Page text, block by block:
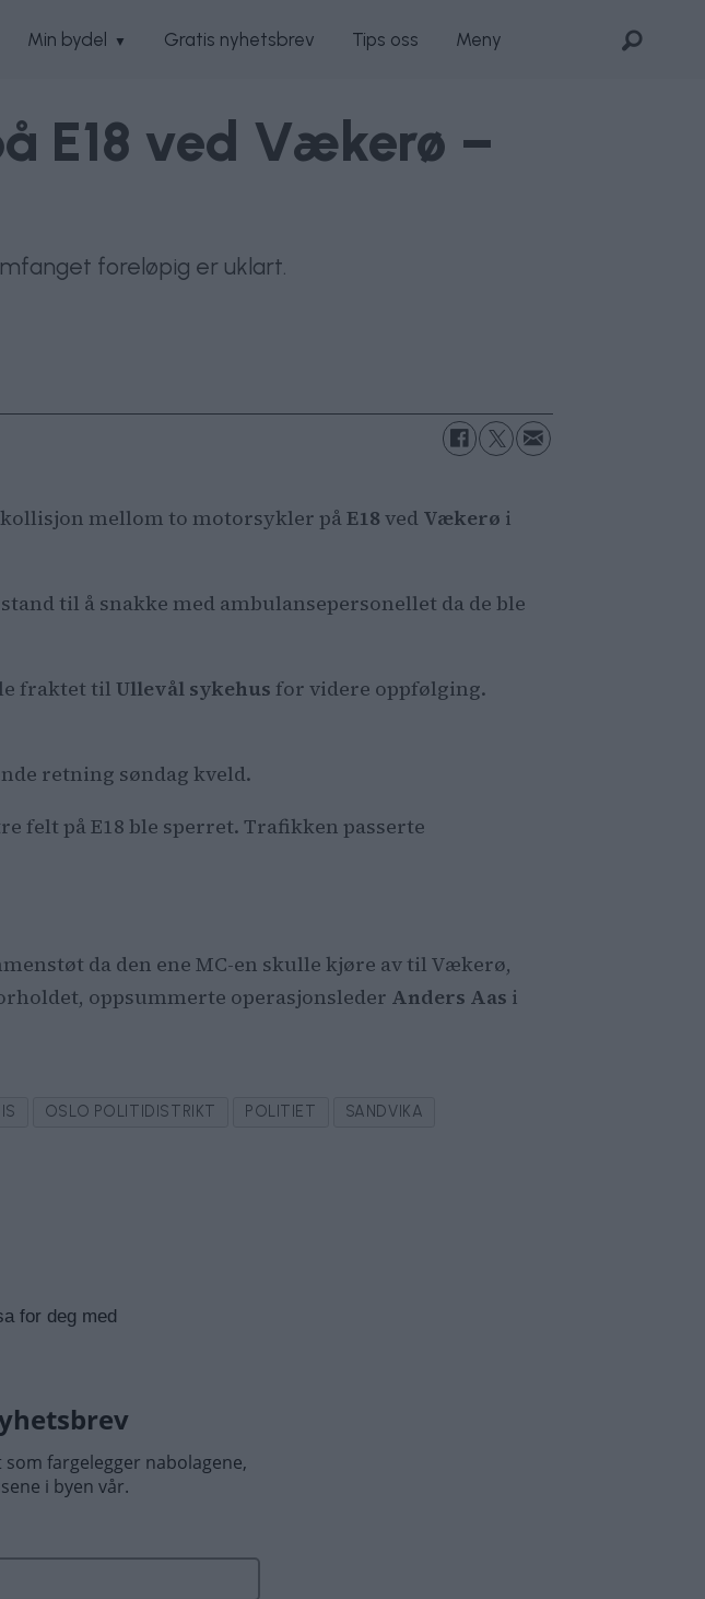
Min bydel Gratis nyhetsbrev Tips oss Meny
E18 ved Vækerø –
foreløpig er uklart.
mellom to motorsykler påE18 ved Vækerø i
til å snakke med ambulansepersonellet da de ble
fraktet til Ullevål sykehus for videre oppfølging.
retning søndag kveld.
felt på E18 ble sperret. Trafikken passerte
da den ene MC-en skulle kjøre av til Vækerø,
oppsummerte operasjonsleder Anders Aas i
OSLO POLITIDISTRIKT POLITIET
SANDVIKA